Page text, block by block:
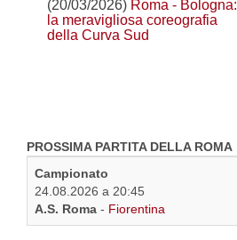
(20/03/2026) Roma - Bologna:
la meravigliosa coreografia
della Curva Sud
PROSSIMA PARTITA DELLA ROMA
Campionato
24.08.2026 a 20:45
A.S. Roma - Fiorentina